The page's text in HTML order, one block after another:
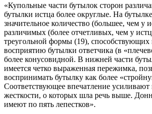
«Купольные части бутылок сторон
бутылки истца более округлые. На
значительное количество (большее, чем у
различимых (более отчетливых, чем у
треугольной формы (19), способствующих
восприятию бутылки ответчика (в
более конусовидной. В нижней части
имеется четко выраженная пережимка,
воспринимать бутылку как более
Соответствующее впечатление усиливают
жесткости, о которых шла речь выше.
имеют по пять лепестков».